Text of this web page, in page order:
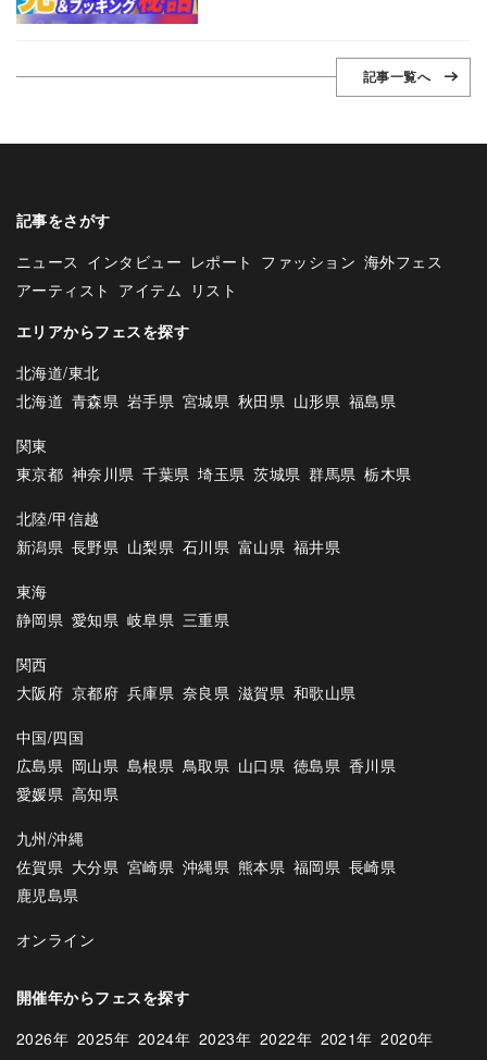
記事一覧へ
記事をさがす
ニュース インタビュー レポート ファッション 海外フェス
アーティスト アイテム
リスト
エリアからフェスを探す
北海道/東北
北海道 青森県 岩手県 宮城県 秋田県 山形県 福島県
関東
東京都 神奈川県 千葉県 埼玉県 茨城県 群馬県 栃木県
北陸/甲信越
新潟県 長野県 山梨県 石川県 富山県 福井県
東海
静岡県 愛知県 岐阜県 三重県
関西
大阪府 京都府 兵庫県 奈良県 滋賀県 和歌山県
中国/四国
広島県 岡山県 島根県 鳥取県 山口県 徳島県 香川県
愛媛県 高知県
九州/沖縄
佐賀県 大分県 宮崎県 沖縄県 熊本県 福岡県 長崎県
鹿児島県
オンライン
開催年からフェスを探す
2026年 2025年 2024年 2023年 2022年 2021年 2020年